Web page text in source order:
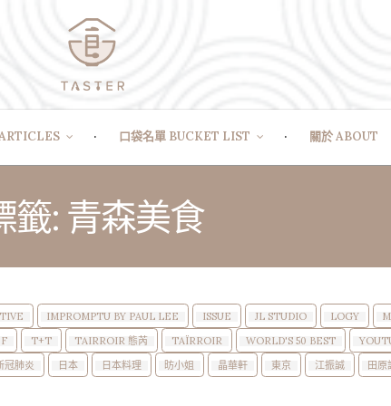
口袋名單 BUCKET LIST 關於 ABOUT
籤: 青森美食
IMPROMPTU BY PAUL LEE ISSUE JL STUDIO LOGY
T+T TAIRROIR 態芮 TAÏRROIR WORLD'S 50 BEST
冠肺炎 日本 日本料理 昉小姐 晶華軒 東京 江振誠 田原